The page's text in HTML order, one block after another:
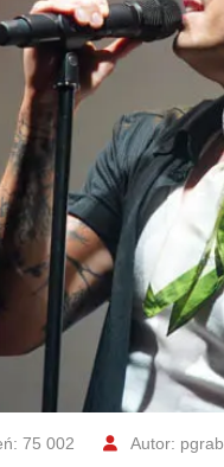
75 002 Autor: pgrab